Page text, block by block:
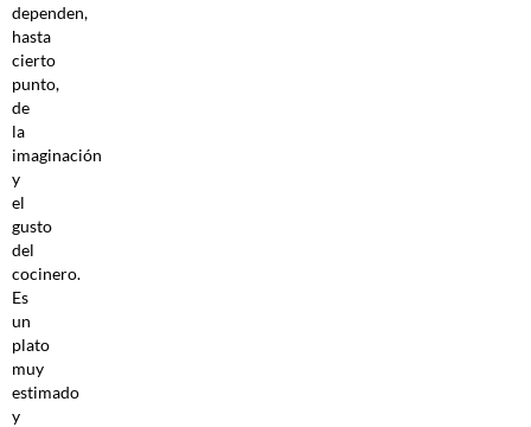
dependen,
hasta
cierto
punto,
de
la
imaginación
y
el
gusto
del
cocinero.
Es
un
plato
muy
estimado
y